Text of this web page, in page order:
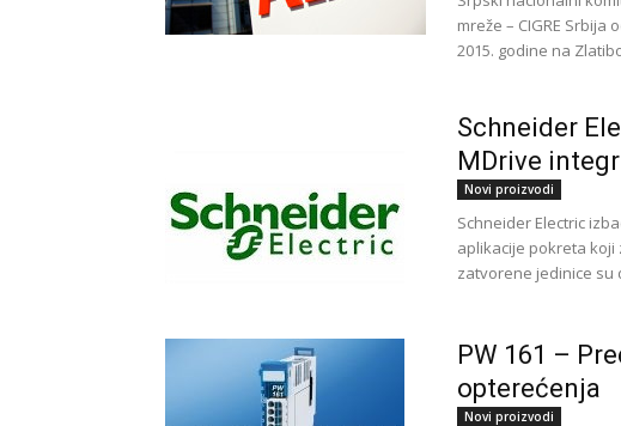
mreže – CIGRE
2015. godine na
Schneider
MDrive
Novi proizvodi
Schnеidеr Electric
aplikacije pokreta
zаtvоrеnе јеdinicе su
PW 161 –
opterećenja
Novi proizvodi